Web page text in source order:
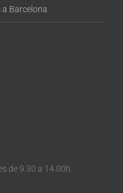
Barcelona
de 9.30 a 14.00h.